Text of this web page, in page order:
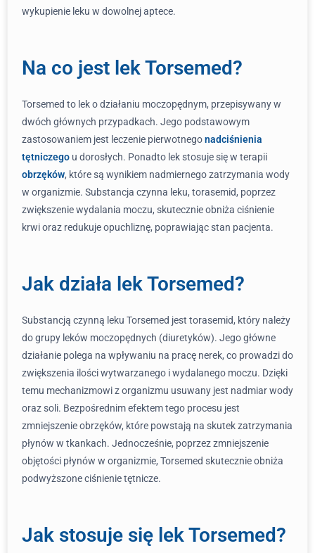
wykupienie leku w dowolnej aptece.
Na co jest lek Torsemed?
Torsemed to lek o działaniu moczopędnym, przepisywany w
dwóch głównych przypadkach. Jego podstawowym
zastosowaniem jest leczenie pierwotnegonadciśnienia
tętniczego u dorosłych. Ponadto lek stosuje się w terapii
obrzęków, które są wynikiem nadmiernego zatrzymania wody
w organizmie. Substancja czynna leku, torasemid, poprzez
zwiększenie wydalania moczu, skutecznie obniża ciśnienie
krwi oraz redukuje opuchliznę, poprawiając stan pacjenta.
Jak działa lek Torsemed?
Substancją czynną leku Torsemed jest torasemid, który należy
do grupy leków moczopędnych (diuretyków). Jego główne
działanie polega na wpływaniu na pracę nerek, co prowadzi do
zwiększenia ilości wytwarzanego i wydalanego moczu. Dzięki
temu mechanizmowi z organizmu usuwany jest nadmiar wody
oraz soli. Bezpośrednim efektem tego procesu jest
zmniejszenie obrzęków, które powstają na skutek zatrzymania
płynów w tkankach. Jednocześnie, poprzez zmniejszenie
objętości płynów w organizmie, Torsemed skutecznie obniża
podwyższone ciśnienie tętnicze.
Jak stosuje się lek Torsemed?